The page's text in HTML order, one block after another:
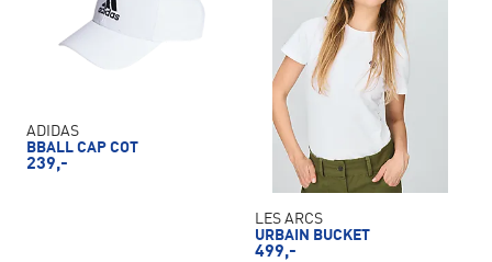
ADIDAS
BBALL CAP COT
239,-
LES ARCS
URBAIN BUCKET
499,-